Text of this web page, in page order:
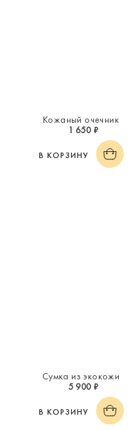
Кожаный очечник
1 650 ₽
В КОРЗИНУ
Сумка из экокожи
5 900 ₽
В КОРЗИНУ